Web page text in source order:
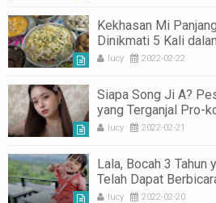
Kekhasan Mi
Dinikmati 5 Kali
lucy 2022-02-22
Siapa Song Ji A?
yang Terganjal Pro-
lucy 2022-02-21
Lala, Bocah 3 Tahun
Telah Dapat
Bulan
lucy 2022-02-20